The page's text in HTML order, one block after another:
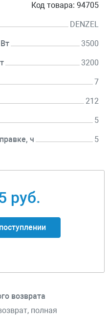
Код товара: 94705
DENZEL
3500
3200
7
212
5
ч 5
руб.
возврата
полная